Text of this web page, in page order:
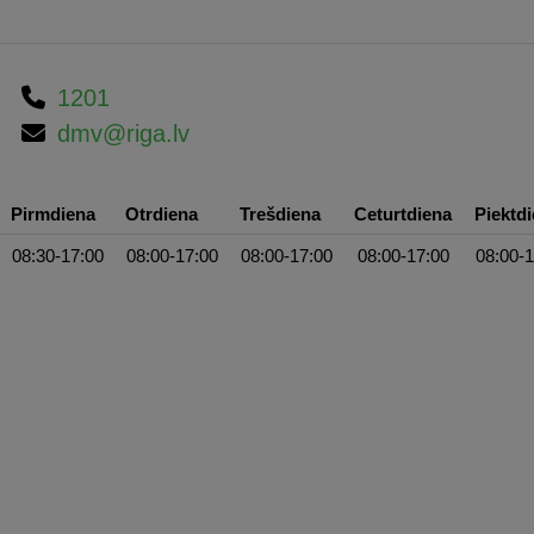
1201
dmv@riga.lv
Pirmdiena Otrdiena Trešdiena Ceturtdiena
08:30-17:00 08:00-17:00 08:00-17:00 08:00-17:00 08:00-